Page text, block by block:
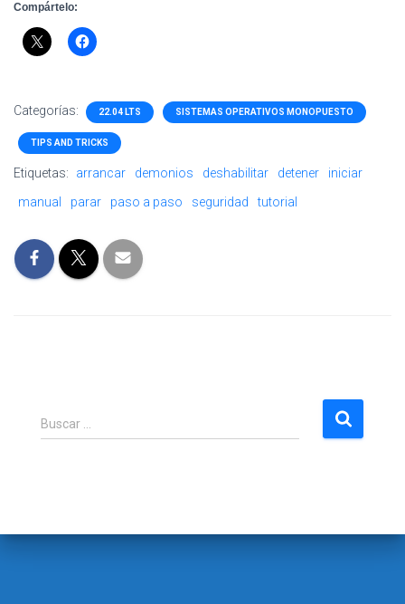
Compártelo:
Categorías: 22.04 LTS SISTEMAS OPERATIVOS MONOPUESTO
TIPS AND TRICKS
Etiquetas: arrancar demonios deshabilitar detener
iniciar
manual
parar paso a paso seguridad tutorial
B
u
:
Buscar …